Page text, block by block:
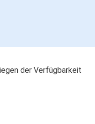
der Verfügbarkeit